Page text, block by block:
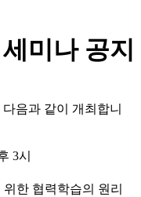
미나 공지
음과 같이 개최합니
3시
한 협력학습의 원리